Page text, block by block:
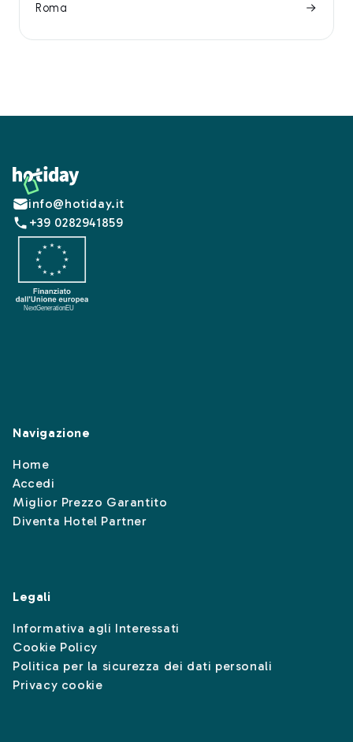
Roma
Footer
info@hotiday.it
+39 0282941859
Navigazione
Home
Accedi
Miglior Prezzo Garantito
Diventa Hotel Partner
Legali
Informativa agli Interessati
Cookie Policy
Politica per la sicurezza dei dati personali
Privacy cookie